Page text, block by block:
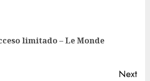
limitado – Le Monde
Next